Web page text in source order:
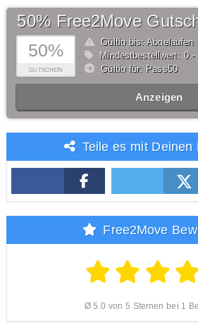
50%
GUTSCHEIN
50% Free2Move
Gültig bis: Abgelaufen
Mindestbestellwert: 0,-
Gültig für: Pass50
Anzeigen
Teile es mit Deinen
Free2Move
Ø 5.0 von 5 Sternen bei 1